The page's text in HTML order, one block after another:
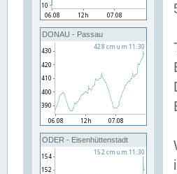
DONAU - Passau
ODER - Eisenhüttenstadt